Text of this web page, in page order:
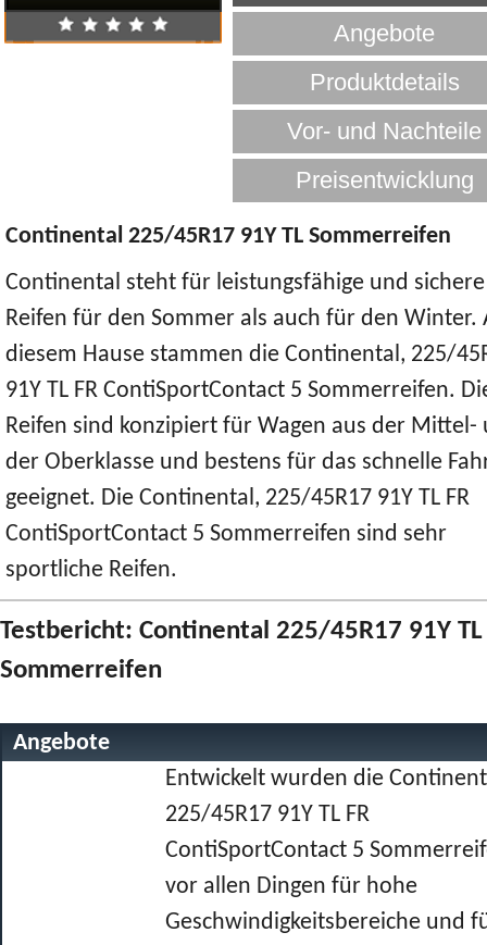
Continental 225/45R17 91Y TL Sommerreifen
Continental steht für leistungsfähige und sichere
Reifen für den Sommer als auch für den Winter.
diesem Hause stammen die Continental, 225/
91Y TL FR ContiSportContact 5 Sommerreifen.
Reifen sind konzipiert für Wagen aus der Mittel-
der Oberklasse und bestens für das schnelle
geeignet. Die Continental, 225/45R17 91Y TL FR
ContiSportContact 5 Sommerreifen sind sehr
sportliche Reifen.
Testbericht: Continental 225/45R17 91Y TL
Sommerreifen
Angebote
Entwickelt wurden die
225/45R17 91Y TL FR
ContiSportContact 5
vor allen Dingen für hohe
Geschwindigkeitsbereiche und